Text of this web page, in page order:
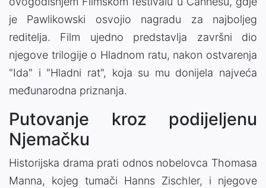
je Pawlikowski osvojio nagradu za najboljeg
reditelja. Film ujedno predstavlja završni dio
njegove trilogije o Hladnom ratu, nakon ostvarenja
"Ida" i "Hladni rat", koja su mu donijela najveća
međunarodna priznanja.
Putovanje kroz podijeljenu
Njemačku
Historijska drama prati odnos nobelovca Thomasa
Manna, kojeg tumači Hanns Zischler, i njegove